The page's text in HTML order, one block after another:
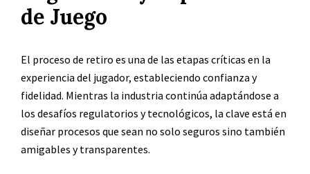
de Juego
El proceso de retiro es una de las etapas críticas en la
experiencia del jugador, estableciendo confianza y
fidelidad. Mientras la industria continúa adaptándose a
los desafíos regulatorios y tecnológicos, la clave está en
diseñar procesos que sean no solo seguros sino también
amigables y transparentes.